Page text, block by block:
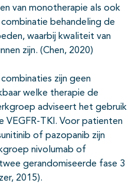
van monotherapie als ook
behandeling de
waarbij kwaliteit van
zijn. (Chen, 2020)
zijn geen
welke therapie de
adviseert het gebruik
VEGFR-TKI. Voor patienten
of pazopanib zijn
nivolumab of
gerandomiseerde fase 3
2015).